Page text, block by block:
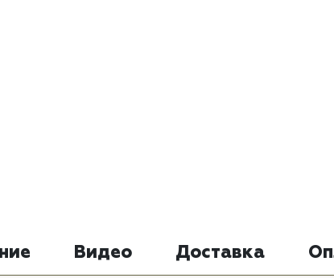
Видео Доставка